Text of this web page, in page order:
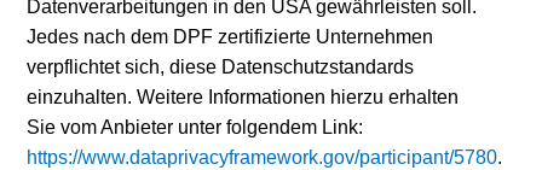
Datenverarbeitungen in den USA gewährleisten soll.
Jedes nach dem DPF zertifizierte Unternehmen
verpflichtet sich, diese Datenschutzstandards
einzuhalten. Weitere Informationen hierzu erhalten
Sie vom Anbieter unter folgendem Link:
https://www.dataprivacyframework.gov/participant/5780.